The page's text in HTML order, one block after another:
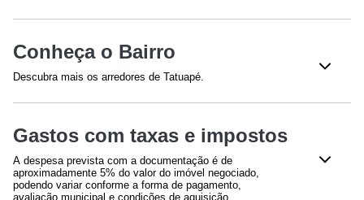
Conheça o Bairro
Descubra mais os arredores de Tatuapé.
Shopping Metrô Boulevard Tatuapé(607m)
Educação
Gastos com taxas e impostos
A despesa prevista com a documentação é de
aproximadamente 5% do valor do imóvel negociado,
podendo variar conforme a forma de pagamento,
avaliação municipal e condições de aquisição.